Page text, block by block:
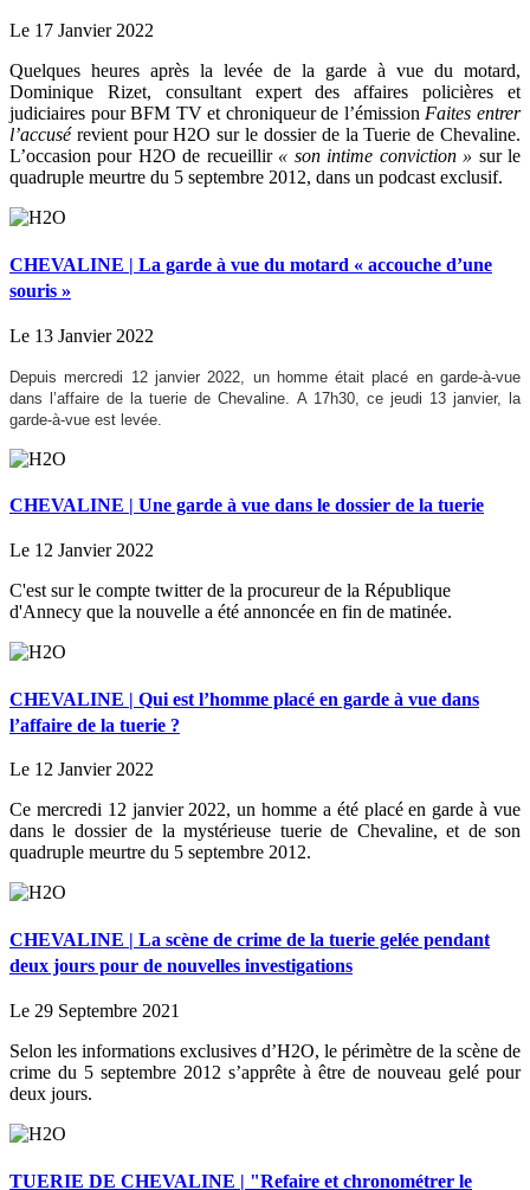
Le 17 Janvier 2022
Quelques heures après la levée de la garde à vue du motard,
Dominique Rizet, consultant expert des affaires policières et
judiciaires pour BFM TV et chroniqueur de l’émission Faites entrer
l’accusérevient pour H2O sur le dossier de la Tuerie de Chevaline.
L’occasion pour H2O de recueillir « son intime conviction » sur le
quadruple meurtre du 5 septembre 2012, dans un podcast exclusif.
CHEVALINE | La garde à vue du motard « accouche d’une
souris »
Le 13 Janvier 2022
Depuis mercredi 12 janvier 2022, un homme était placé en garde-à-vue
dans l’affaire de la tuerie de Chevaline. A 17h30, ce jeudi 13 janvier, la
garde-à-vue est levée.
CHEVALINE | Une garde à vue dans le dossier de la tuerie
Le 12 Janvier 2022
C'est sur le compte twitter de la procureur de la République
d'Annecy que la nouvelle a été annoncée en fin de matinée.
CHEVALINE | Qui est l’homme placé en garde à vue dans
l’affaire de la tuerie ?
Le 12 Janvier 2022
Ce mercredi 12 janvier 2022, un homme a été placé en garde à vue
dans le dossier de la mystérieuse tuerie de Chevaline, et de son
quadruple meurtre du 5 septembre 2012.
CHEVALINE | La scène de crime de la tuerie gelée pendant
deux jours pour de nouvelles investigations
Le 29 Septembre 2021
Selon les informations exclusives d’H2O, le périmètre de la scène de
crime du 5 septembre 2012 s’apprête à être de nouveau gelé pour
deux jours.
TUERIE DE CHEVALINE | "Refaire et chronométrer le